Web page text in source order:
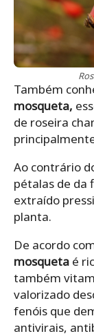
Também
mosqueta,
de roseira
Ao contrário
pétalas de da
extraído
planta.
De acordo
mosqueta é
também
valorizado
fenóis que
antivirais,